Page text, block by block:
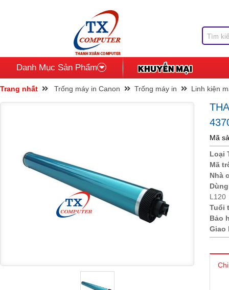
Danh Mục Sản Phẩm
Trang nhất Trống máy in Canon Trống máy in Linh kiện
Mã
Loại
Mã
Nhà
L120
Tuổi
Bảo
Giao